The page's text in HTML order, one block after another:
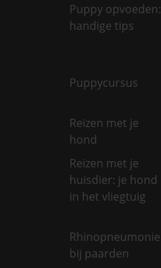
Puppy opvoeden:
handige tips
Puppycursus
Reizen met je
hond
Reizen met je
huisdier: je hond
in het vliegtuig
Rhinopneumonie
bij paarden